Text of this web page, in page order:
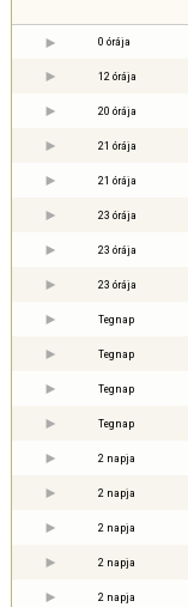
0 órája
12 órája
20 órája
21 órája
21 órája
23 órája
23 órája
23 órája
Tegnap
Tegnap
Tegnap
Tegnap
2 napja
2 napja
2 napja
2 napja
2 napja